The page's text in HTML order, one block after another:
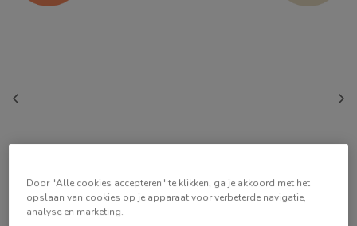
Door "Alle cookies accepteren" te klikken, ga je akkoord met het
opslaan van cookies op je apparaat voor verbeterde navigatie,
analyse en marketing.